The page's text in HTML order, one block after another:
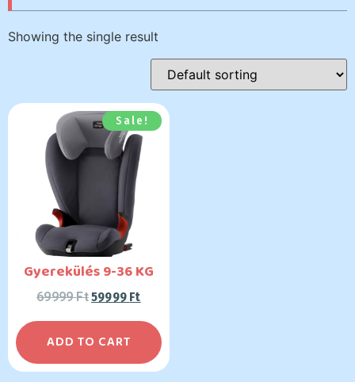
Showing the single result
Sale!
Gyerekülés 9-36 KG
69999Ft59999 Ft
ADD TO CART